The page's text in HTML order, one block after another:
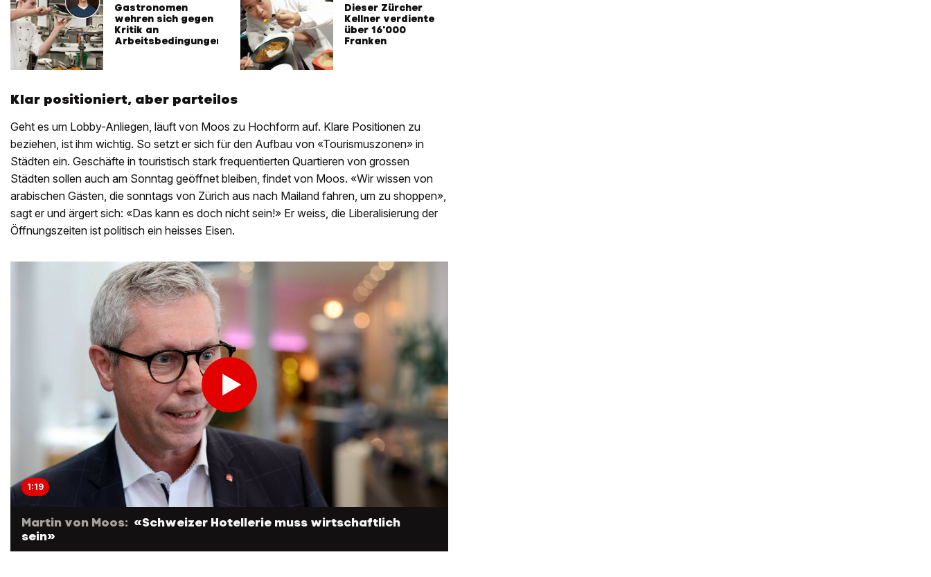
Gastronomen
wehren sich gegen
Kritik an
Arbeitsbedingungen
Dieser Zürcher
Kellner verdiente
über 16'000
Franken
Klar positioniert, aber parteilos
Geht es um Lobby-Anliegen, läuft von Moos zu Hochform auf. Klare Positionen zu
beziehen, ist ihm wichtig. So setzt er sich für den Aufbau von «Tourismuszonen» in
Städten ein. Geschäfte in touristisch stark frequentierten Quartieren von grossen
Städten sollen auch am Sonntag geöffnet bleiben, findet von Moos. «Wir wissen von
arabischen Gästen, die sonntags von Zürich aus nach Mailand fahren, um zu shoppen»,
sagt er und ärgert sich: «Das kann es doch nicht sein!» Er weiss, die Liberalisierung der
Öffnungszeiten ist politisch ein heisses Eisen.
1:19
Martin von Moos: «Schweizer Hotellerie muss wirtschaftlich
sein»